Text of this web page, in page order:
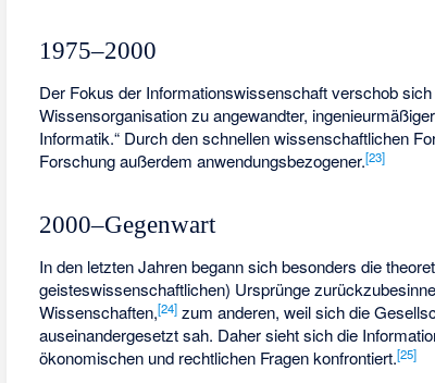
1975–2000
Der Fokus der Informationswissenschaft verschob
Wissensorganisation zu angewandter,
Informatik.“ Durch den schnellen wissenschaftlichen
Forschung außerdem anwendungsbezogener.[23]
2000–Gegenwart
In den letzten Jahren begann sich besonders die
geisteswissenschaftlichen) Ursprünge
Wissenschaften,[24] zum anderen, weil sich die
auseinandergesetzt sah. Daher sieht sich die
ökonomischen und rechtlichen Fragen konfrontiert.[25]